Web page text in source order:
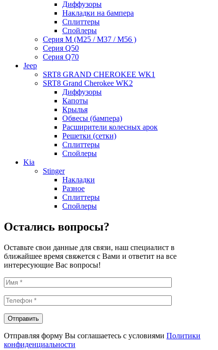
Диффузоры
Накладки на бампера
Сплиттеры
Спойлеры
Серия M (M25 / M37 / M56 )
Серия Q50
Серия Q70
Jeep
SRT8 GRAND CHEROKEE WK1
SRT8 Grand Cherokee WK2
Диффузоры
Капоты
Крылья
Обвесы (бампера)
Расширители колесных арок
Решетки (сетки)
Сплиттеры
Спойлеры
Kia
Stinger
Накладки
Разное
Сплиттеры
Спойлеры
Остались вопросы?
Оставьте свои данные для связи, наш специалист в
ближайшее время свяжется с Вами и ответит на все
интересующие Вас вопросы!
Отправляя форму Вы соглашаетесь с условиями Политики
конфиденциальности